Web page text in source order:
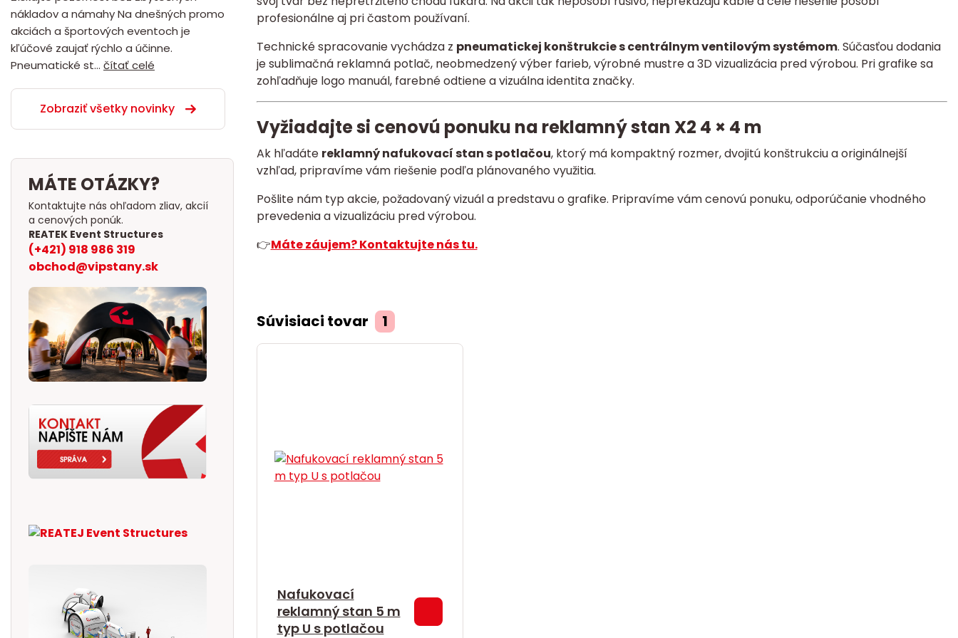
nákladov a námahy Na dnešných promo
akciách a športových eventoch je
kľúčové zaujať rýchlo a účinne.
Pneumatické st... čítať celé
Zobraziť všetky novinky
MÁTE OTÁZKY?
Kontaktujte nás ohľadom zliav, akcií
a cenových ponúk.
REATEK Event Structures
(+421) 918 986 319
obchod@vipstany.sk
profesionálne aj pri častom používaní.
Technické spracovanie vychádza z pneumatickej konštrukcie s centrálnym ventilovým systémom. Súčasťou dodania
je sublimačná reklamná potlač, neobmedzený výber farieb, výrobné mustre a 3D vizualizácia pred výrobou. Pri grafike sa
zohľadňuje logo manuál, farebné odtiene a vizuálna identita značky.
Vyžiadajte si cenovú ponuku na reklamný stan X2 4 × 4 m
Ak hľadáte reklamný nafukovací stan s potlačou, ktorý má kompaktný rozmer, dvojitú konštrukciu a originálnejší
vzhľad, pripravíme vám riešenie podľa plánovaného využitia.
Pošlite nám typ akcie, požadovaný vizuál a predstavu o grafike. Pripravíme vám cenovú ponuku, odporúčanie vhodného
prevedenia a vizualizáciu pred výrobou.
👉Máte záujem? Kontaktujte nás tu.
Súvisiaci tovar 1
Nafukovací
reklamný stan 5 m
typ U s potlačou